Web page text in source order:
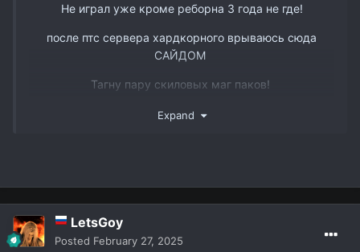
www.youtube.com/watch?v=DJJmtVgSQ6s&t
Не играл уже кроме реборна 3 года не где!
после птс сервера хардкорного врываюсь сюда
САЙДОМ
Тагну пару скиловых маг паков!
Так же есть пару слотов в пак 3 рес бп мм и овер
Expand
LetsGoy
Posted February 27, 2025